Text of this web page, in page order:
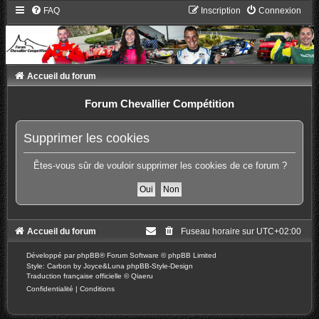
FAQ Connexion
Inscription
Accueil du forum
Forum Chevallier Compétition
Supprimer les cookies
Êtes-vous sûr de vouloir supprimer les cookies de ce forum ?
Accueil du forum Fuseau horaire sur UTC+02:00
Développé parphpBB® Forum Software © phpBB Limited
Style: Carbon by Joyce&Luna phpBB-Style-Design
Traduction française officielle ©Qiaeru
Confidentialité | Conditions